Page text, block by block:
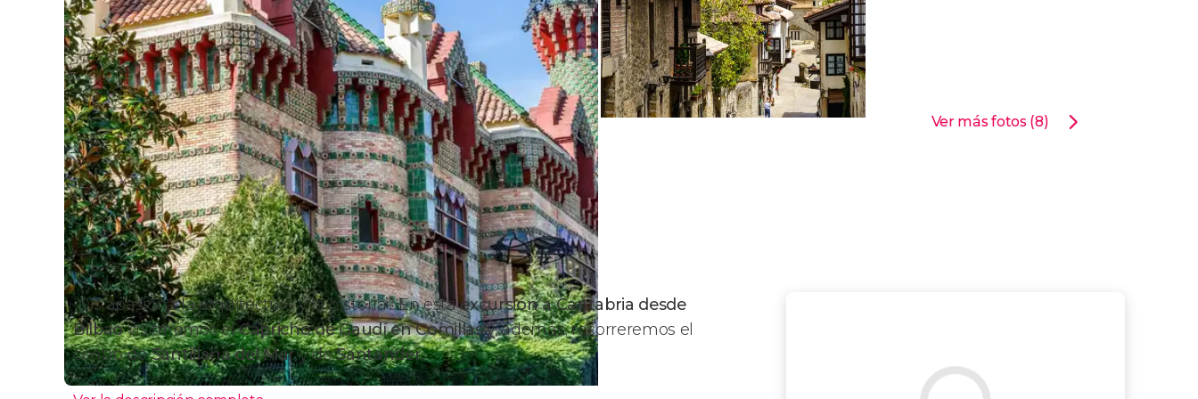
Ver más fotos (8)
¿Os apasiona la arquitectura y la historia? En estaexcursión a Cantabria desde
Bilbaovisitaremos elCapricho de Gaudí en Comillasy, además, recorreremos el
centro deSantillana del Mary deSantander.